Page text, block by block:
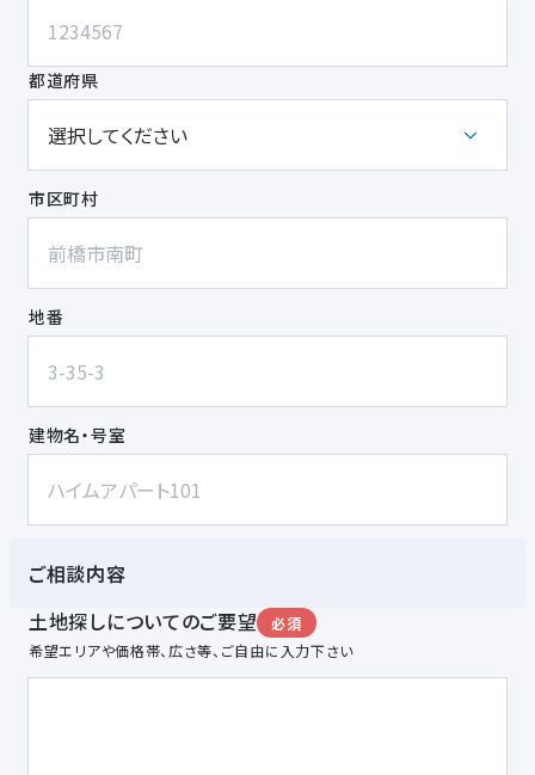
都道府県
市区町村
地番
建物名・号室
ご相談内容
必須
土地探しについてのご要望
希望エリアや価格帯、広さ等、ご自由に入力下さい